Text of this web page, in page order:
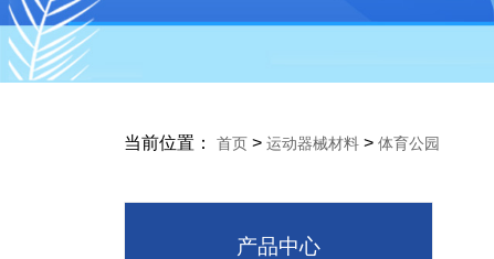
当前位置：首页 >运动器械材料 >体育公园
产品中心